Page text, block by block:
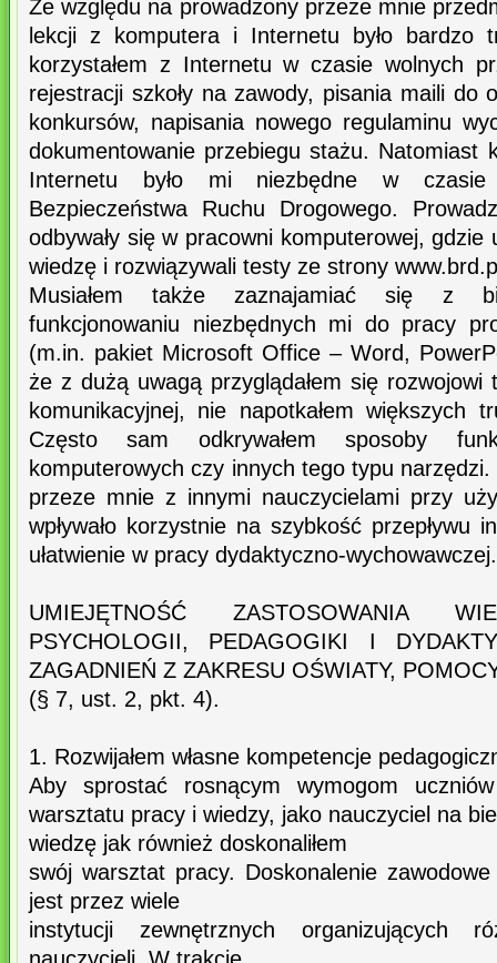
Ze względu na prowadzony przeze mnie
lekcji z komputera i Internetu było bardzo
korzystałem z Internetu w czasie wolnych
rejestracji szkoły na zawody, pisania maili do
konkursów, napisania nowego regulaminu
dokumentowanie przebiegu stażu. Natomiast
Internetu było mi niezbędne w
Bezpieczeństwa Ruchu Drogowego.
odbywały się w pracowni komputerowej, gdzie
wiedzę i rozwiązywali testy ze strony
Musiałem także zaznajamiać się z
funkcjonowaniu niezbędnych mi do pracy
(m.in. pakiet Microsoft Office – Word,
że z dużą uwagą przyglądałem się rozwojowi
komunikacyjnej, nie napotkałem większych
Często sam odkrywałem sposoby
komputerowych czy innych tego typu
przeze mnie z innymi nauczycielami przy
wpływało korzystnie na szybkość przepływu
ułatwienie w pracy dydaktyczno-wychowawczej.
UMIEJĘTNOŚĆ ZASTOSOWANIA
PSYCHOLOGII, PEDAGOGIKI I
ZAGADNIEŃ Z ZAKRESU OŚWIATY,
(§ 7, ust. 2, pkt. 4).
1. Rozwijałem własne kompetencje
Aby sprostać rosnącym wymogom
warsztatu pracy i wiedzy, jako nauczyciel na
wiedzę jak również doskonaliłem
swój warsztat pracy. Doskonalenie
jest przez wiele
instytucji zewnętrznych organizujących